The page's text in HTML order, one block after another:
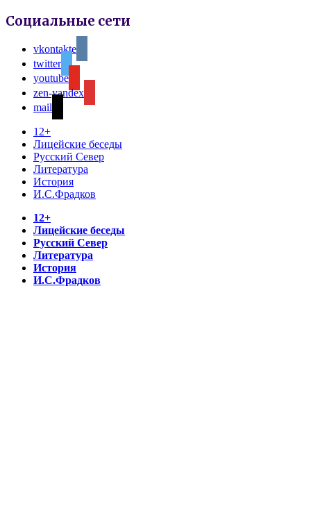
Социальные сети
vkontakte
twitter
youtube
zen-yandex
mail
12+
Лицейские беседы
Русский Север
Литература
История
И.С.Фрадков
12+
Лицейские беседы
Русский Север
Литература
История
И.С.Фрадков